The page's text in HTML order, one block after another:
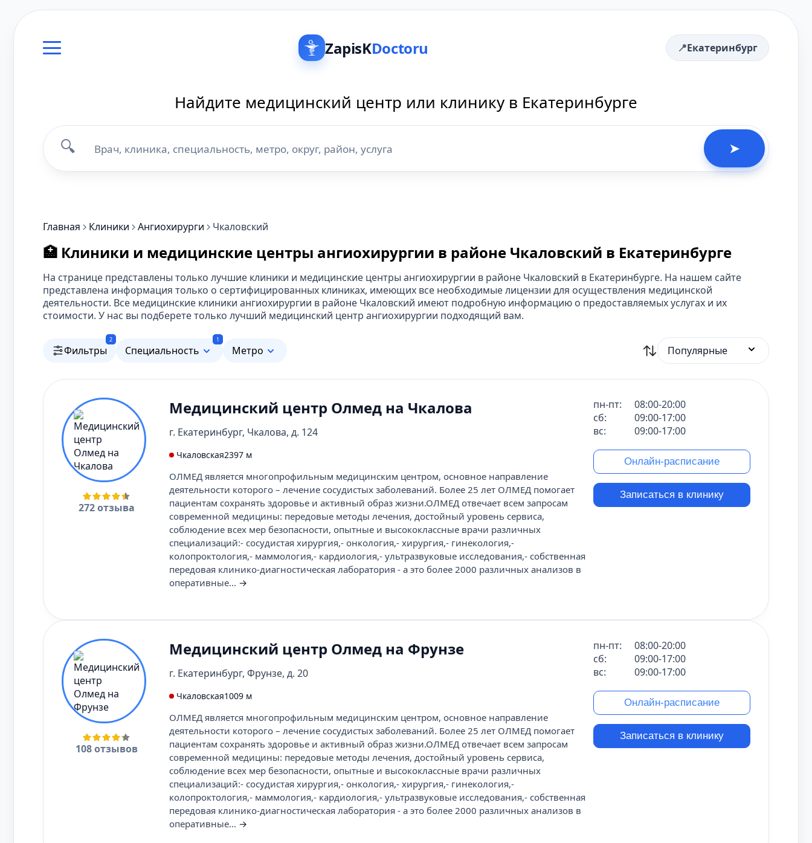
ZapisKDoctoru Екатеринбург
Найдите медицинский центр или клинику в Екатеринбурге
🔍 ➤
Главная Клиники Ангиохирурги Чкаловский
🏥 Клиники и медицинские центры ангиохирургии в районе Чкаловский в Екатеринбурге
На странице представлены только лучшие клиники и медицинские центры ангиохирургии в районе Чкаловский в Екатеринбурге. На нашем сайте
представлена информация только о сертифицированных клиниках, имеющих все необходимые лицензии для осуществления медицинской
деятельности. Все медицинские клиники ангиохирургии в районе Чкаловский имеют подробную информацию о предоставляемых услугах и их
стоимости. У нас вы подберете только лучший медицинский центр ангиохирургии подходящий вам.
Фильтры
2
Специальность
1
Метро Популярные
272 отзыва
Медицинский центр Олмед на Чкалова
г. Екатеринбург, Чкалова, д. 124
Чкаловская2397 м
ОЛМЕД является многопрофильным медицинским центром, основное направление
деятельности которого – лечение сосудистых заболеваний. Более 25 лет ОЛМЕД помогает
пациентам сохранять здоровье и активный образ жизни.ОЛМЕД отвечает всем запросам
современной медицины: передовые методы лечения, достойный уровень сервиса,
соблюдение всех мер безопасности, опытные и высококлассные врачи различных
специализаций:- сосудистая хирургия,- онкология,- хирургия,- гинекология,-
колопроктология,- маммология,- кардиология,- ультразвуковые исследования,- собственная
передовая клинико-диагностическая лаборатория - а это более 2000 различных анализов в
оперативные... →
пн-пт:
08:00-20:00
сб:
09:00-17:00
вс:
09:00-17:00
Онлайн-расписание
Записаться в клинику
108 отзывов
Медицинский центр Олмед на Фрунзе
г. Екатеринбург, Фрунзе, д. 20
Чкаловская1009 м
ОЛМЕД является многопрофильным медицинским центром, основное направление
деятельности которого – лечение сосудистых заболеваний. Более 25 лет ОЛМЕД помогает
пациентам сохранять здоровье и активный образ жизни.ОЛМЕД отвечает всем запросам
современной медицины: передовые методы лечения, достойный уровень сервиса,
соблюдение всех мер безопасности, опытные и высококлассные врачи различных
специализаций:- сосудистая хирургия,- онкология,- хирургия,- гинекология,-
колопроктология,- маммология,- кардиология,- ультразвуковые исследования,- собственная
передовая клинико-диагностическая лаборатория - а это более 2000 различных анализов в
оперативные... →
пн-пт:
08:00-20:00
сб:
09:00-17:00
вс:
09:00-17:00
Онлайн-расписание
Записаться в клинику